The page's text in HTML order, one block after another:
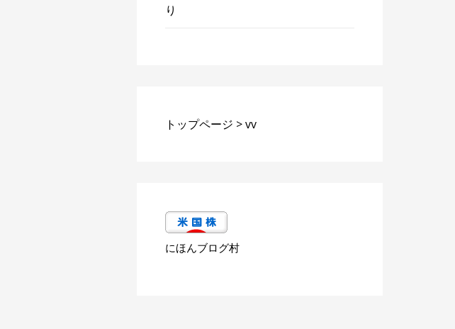
り
トップページ >vv
にほんブログ村